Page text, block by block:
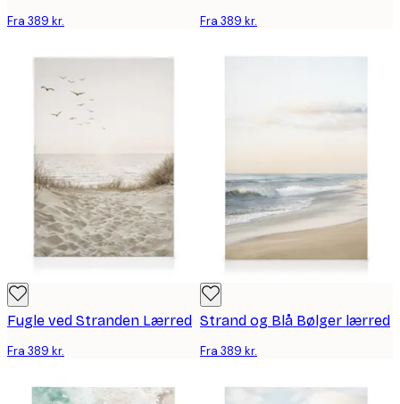
Fra 389 kr. Fra 389 kr.
Fugle ved Stranden Lærred
Fra 389 kr.
Strand og Blå Bølger lærred
Fra 389 kr.